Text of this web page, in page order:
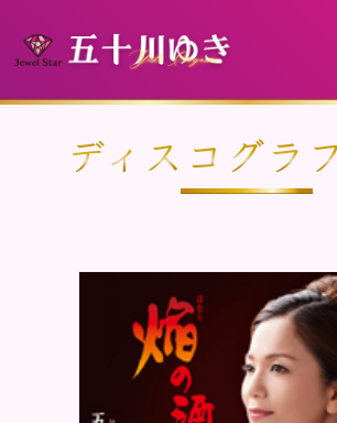
HOME
イベント
動画
ディスコグラ